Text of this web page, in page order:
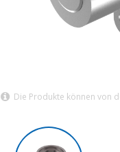
Die Produkte können von